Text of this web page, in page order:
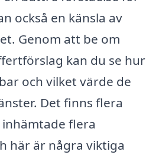
också en känsla av
Genom att be om
kan du se hur
och vilket värde de
Det finns flera
flera
här är några viktiga